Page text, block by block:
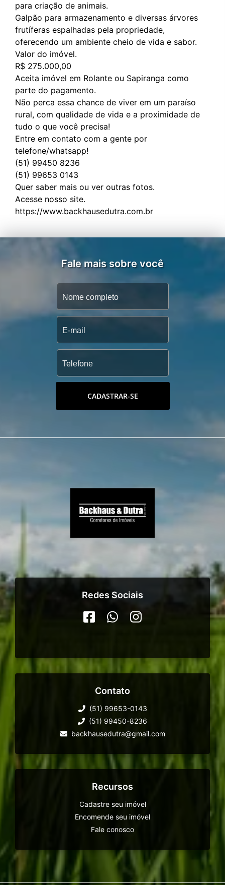
para criação de animais.
Galpão para armazenamento e diversas árvores
frutíferas espalhadas pela propriedade,
oferecendo um ambiente cheio de vida e sabor.
Valor do imóvel.
R$ 275.000,00
Aceita imóvel em Rolante ou Sapiranga como
parte do pagamento.
Não perca essa chance de viver em um paraíso
rural, com qualidade de vida e a proximidade de
tudo o que você precisa!
Entre em contato com a gente por
telefone/whatsapp!
(51) 99450 8236
(51) 99653 0143
Quer saber mais ou ver outras fotos.
Acesse nosso site.
Fale mais sobre você
CADASTRAR-SE
Redes Sociais
Contato
(51) 99653-0143
(51) 99450-8236
backhausedutra@gmail.com
Recursos
Cadastre seu imóvel
Encomende seu imóvel
Fale conosco